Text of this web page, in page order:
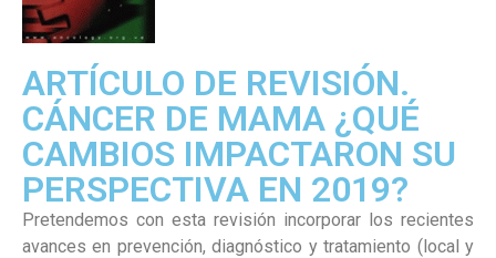
ARTÍCULO DE REVISIÓN.
CÁNCER DE MAMA ¿QUÉ
CAMBIOS IMPACTARON SU
PERSPECTIVA EN 2019?
Pretendemos con esta revisión incorporar los recientes
avances en prevención, diagnóstico y tratamiento (local y